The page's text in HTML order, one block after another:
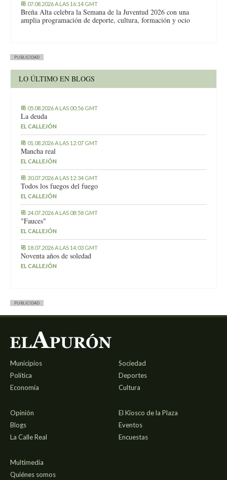
07.08.2026 A LAS 16:14 GMT
Breña Alta celebra la Semana de la Juventud 2026 con una
amplia programación de deporte, cultura, formación y ocio
PUBLICIDAD
LO ÚLTIMO EN BLOGS
05.08.2026 A LAS 00:56 GMT
La deuda
EL CALLEJÓN
01.08.2026 A LAS 12:07 GMT
Mancha real
EL CALLEJÓN
30.07.2026 A LAS 12:34 GMT
Todos los fuegos del fuego
EL CALLEJÓN
24.07.2026 A LAS 08:58 GMT
"Fauces"
EL CALLEJÓN
18.07.2026 A LAS 14:03 GMT
Noventa años de soledad
EL CALLEJÓN
PUBLICIDAD
Municipios
Política
Economía
Sociedad
Deportes
Cultura
Opinión
Blogs
La Calle Real
El Kiosco de la Plaza
Eventos
Encuestas
Multimedia
Quiénes somos